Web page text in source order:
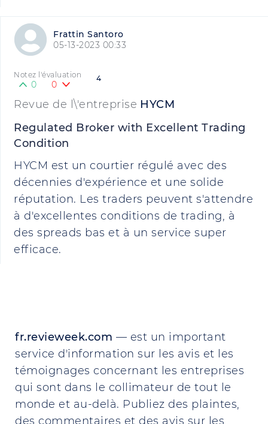
Frattin Santoro
05-13-2023 00:33
4
Notez l'évaluation
0 0
Revue de l\'entreprise HYCM
Regulated Broker with Excellent Trading
Condition
HYCM est un courtier régulé avec des
décennies d'expérience et une solide
réputation. Les traders peuvent s'attendre
à d'excellentes conditions de trading, à
des spreads bas et à un service super
efficace.
fr.revieweek.com — est un important
service d'information sur les avis et les
témoignages concernant les entreprises
qui sont dans le collimateur de tout le
monde et au-delà. Publiez des plaintes,
des commentaires et des avis sur les